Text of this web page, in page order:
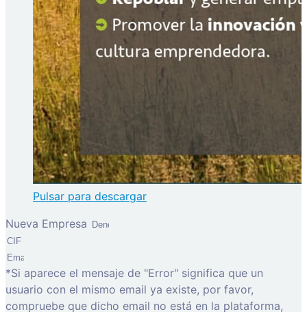
Pulsar para descargar
Nueva Empresa
*Si aparece el mensaje de "Error" significa que un
usuario con el mismo email ya existe, por favor,
compruebe que dicho email no está en la plataforma,